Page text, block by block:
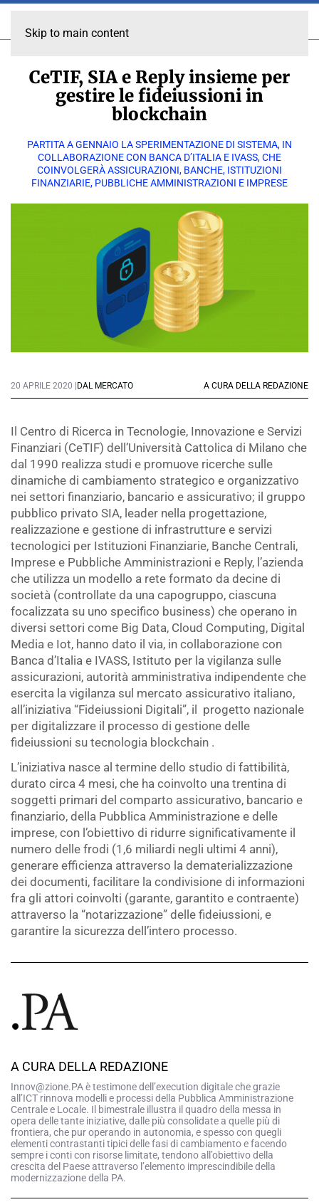
Skip to main content
CeTIF, SIA e Reply insieme per
gestire le fideiussioni in
blockchain
PARTITA A GENNAIO LA SPERIMENTAZIONE DI SISTEMA, IN
COLLABORAZIONE CON BANCA D’ITALIA E IVASS, CHE
COINVOLGERÀ ASSICURAZIONI, BANCHE, ISTITUZIONI
FINANZIARIE, PUBBLICHE AMMINISTRAZIONI E IMPRESE
20 APRILE 2020 | DAL MERCATO A CURA DELLA REDAZIONE
Il Centro di Ricerca in Tecnologie, Innovazione e Servizi
Finanziari (CeTIF) dell’Università Cattolica di Milano che
dal 1990 realizza studi e promuove ricerche sulle
dinamiche di cambiamento strategico e organizzativo
nei settori finanziario, bancario e assicurativo; il gruppo
pubblico privato SIA, leader nella progettazione,
realizzazione e gestione di infrastrutture e servizi
tecnologici per Istituzioni Finanziarie, Banche Centrali,
Imprese e Pubbliche Amministrazioni e Reply, l’azienda
che utilizza un modello a rete formato da decine di
società (controllate da una capogruppo, ciascuna
focalizzata su uno specifico business) che operano in
diversi settori come Big Data, Cloud Computing, Digital
Media e Iot, hanno dato il via, in collaborazione con
Banca d’Italia e IVASS, Istituto per la vigilanza sulle
assicurazioni, autorità amministrativa indipendente che
esercita la vigilanza sul mercato assicurativo italiano,
all’iniziativa “Fideiussioni Digitali”, il progetto nazionale
per digitalizzare il processo di gestione delle
fideiussioni su tecnologia blockchain .
L’iniziativa nasce al termine dello studio di fattibilità,
durato circa 4 mesi, che ha coinvolto una trentina di
soggetti primari del comparto assicurativo, bancario e
finanziario, della Pubblica Amministrazione e delle
imprese, con l’obiettivo di ridurre significativamente il
numero delle frodi (1,6 miliardi negli ultimi 4 anni),
generare efficienza attraverso la dematerializzazione
dei documenti, facilitare la condivisione di informazioni
fra gli attori coinvolti (garante, garantito e contraente)
attraverso la “notarizzazione” delle fideiussioni, e
garantire la sicurezza dell’intero processo.
A CURA DELLA REDAZIONE
Innov@zione.PA è testimone dell’execution digitale che grazie
all’ICT rinnova modelli e processi della Pubblica Amministrazione
Centrale e Locale. Il bimestrale illustra il quadro della messa in
opera delle tante iniziative, dalle più consolidate a quelle più di
frontiera, che pur operando in autonomia, e spesso con quegli
elementi contrastanti tipici delle fasi di cambiamento e facendo
sempre i conti con risorse limitate, tendono all’obiettivo della
crescita del Paese attraverso l’elemento imprescindibile della
modernizzazione della PA.